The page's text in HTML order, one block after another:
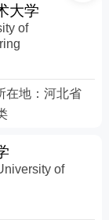
大学
of
在地： 河北省
of